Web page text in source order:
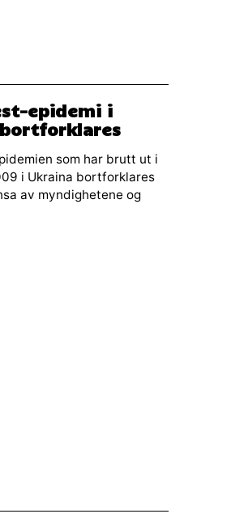
epidemi i
som har brutt ut i
i Ukraina bortforklares
av myndighetene og